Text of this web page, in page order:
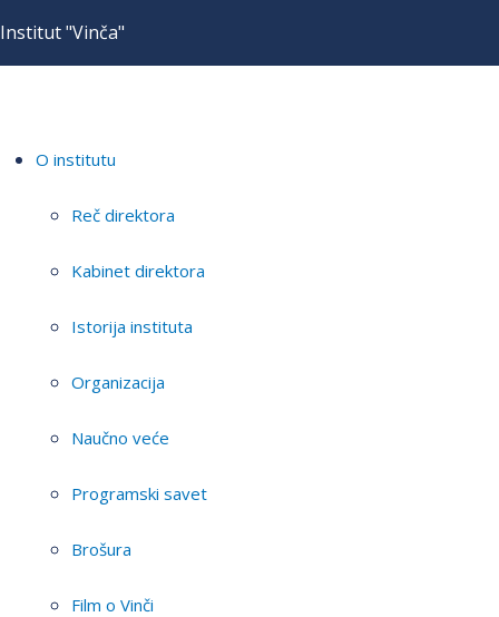
Institut "Vinča"
O institutu
Reč direktora
Kabinet direktora
Istorija instituta
Organizacija
Naučno veće
Programski savet
Brošura
Film o Vinči